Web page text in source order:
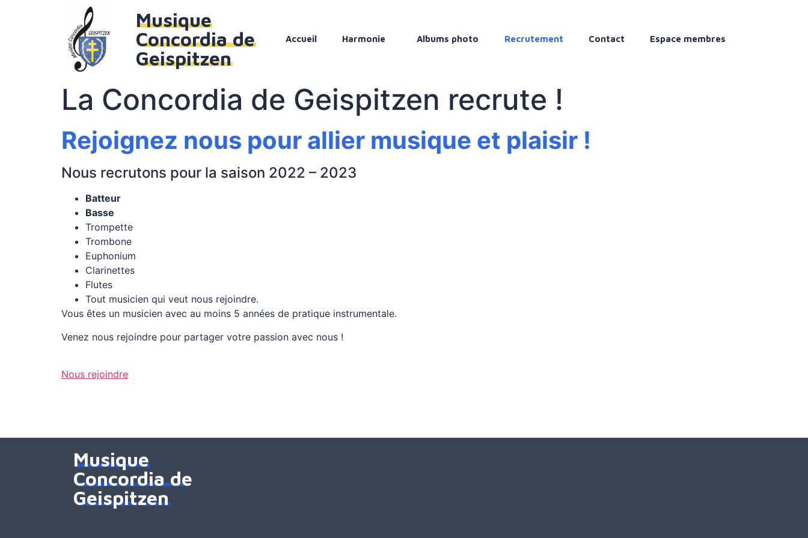
Musique
Concordia de
Geispitzen
Accueil Harmonie Albums photo Recrutement Contact Espace membres
La Concordia de Geispitzen recrute !
Rejoignez nous pour allier musique et plaisir !
Nous recrutons pour la saison 2022 – 2023
Batteur
Basse
Trompette
Trombone
Euphonium
Clarinettes
Flutes
Tout musicien qui veut nous rejoindre.
Vous êtes un musicien avec au moins 5 années de pratique instrumentale.
Venez nous rejoindre pour partager votre passion avec nous !
Nous rejoindre
Musique
Concordia de
Geispitzen